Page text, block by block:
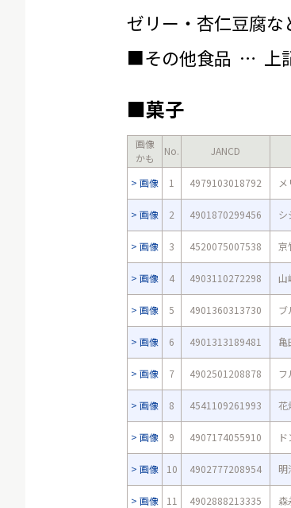
ゼリー・杏仁豆腐
■その他食品 … 上
■菓子
画像
かも
No. JANCD
画像 1 4979103018792
画像 2 4901870299456 シ
画像 3 4520075007538 京
画像 4 4903110272298 山
画像 5 4901360313730 ブ
画像 6 4901313189481 亀
画像 7 4902501208878 フ
画像 8 4541109261993 花
画像 9 4907174055910
画像 10 4902777208954 明
画像 11 4902888213335 森